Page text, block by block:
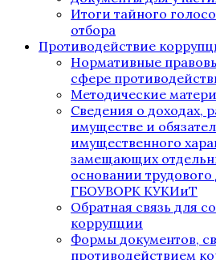
Итоги тайного
отбора
Противодействие
Нормативные
сфере
Методические
Сведения о доходах,
имуществе и
имущественного
замещающих
основании трудового
ГБОУВОРК КУКИиТ
Обратная связь для
коррупции
Формы документов,
противодействием